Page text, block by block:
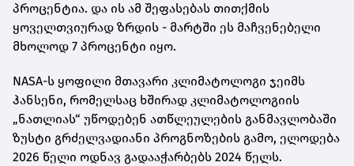
პროცენტია. და ის ამ შეფასებას თითქმის
ყოველთვიურად ზრდის - მარტში ეს მაჩვენებელი
მხოლოდ 7 პროცენტი იყო.
NASA-ს ყოფილი მთავარი კლიმატოლოგი ჯეიმს
ჰანსენი, რომელსაც ხშირად კლიმატოლოგიის
„ნათლიას“ უწოდებენ ათწლეულების განმავლობაში
ზუსტი გრძელვადიანი პროგნოზების გამო, ელოდება
2026 წელი ოდნავ გადააჭარბებს 2024 წელს.